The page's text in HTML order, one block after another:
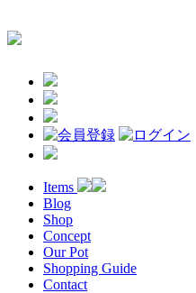
Items
Blog
Shop
Concept
Our Pot
Shopping Guide
Contact